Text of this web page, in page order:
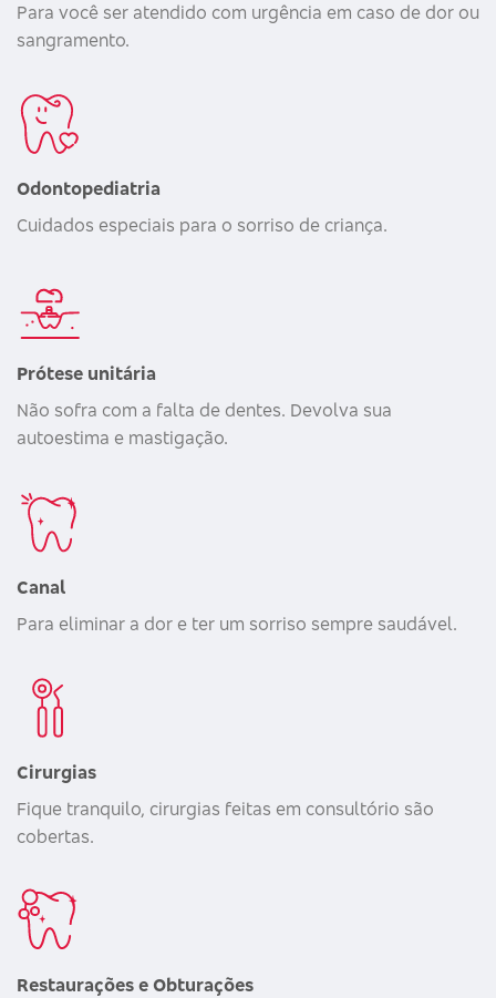
Para você ser atendido com urgência em caso de dor ou
sangramento.
Odontopediatria
Cuidados especiais para o sorriso de criança.
Prótese unitária
Não sofra com a falta de dentes. Devolva sua
autoestima e mastigação.
Canal
Para eliminar a dor e ter um sorriso sempre saudável.
Cirurgias
Fique tranquilo, cirurgias feitas em consultório são
cobertas.
Restaurações e Obturações